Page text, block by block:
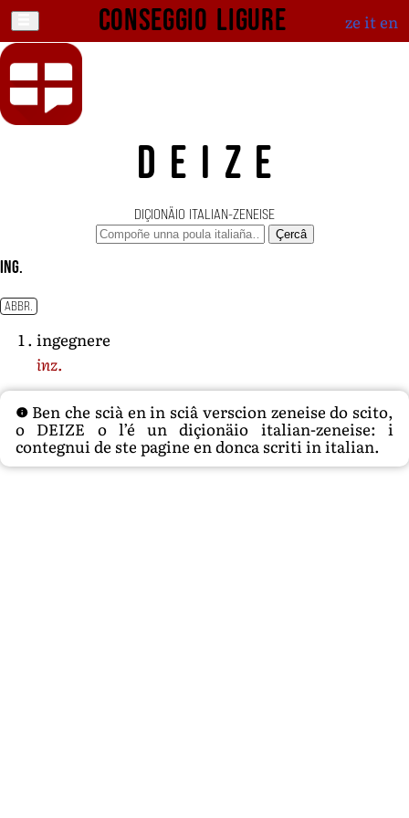
Conseggio ligure ze iten
DEIZE
DIÇIONÄIO ITALIAN-ZENEISE
Çercâ
ing.
ABBR.
ingegnere
inz.
Ben che scià en in sciâ verscion zeneise do scito,
o DEIZE o l’é un diçionäio italian-zeneise: i
contegnui de ste pagine en donca scriti in italian.